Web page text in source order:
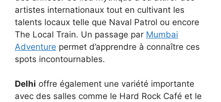
artistes internationaux tout en cultivant les
talents locaux telle que Naval Patrol ou encore
The Local Train. Un passage par Mumbai
Adventure permet d’apprendre à connaître ces
spots incontournables.
Delhi offre également une variété importante
avec des salles comme le Hard Rock Café et le